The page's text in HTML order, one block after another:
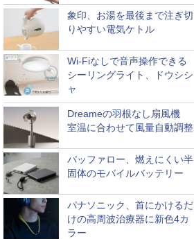
象印、お湯を最後まで注ぎ切
りやすい電気ケトル
Wi-Fiなしで音声操作できる
シーリングライト、ドウシシ
ャ
Dreameの羽根なし扇風機
室温に合わせて風量自動調整
バッファロー、燃えにくい半
固体のモバイルバッテリー
パナソニック、首にかけるだ
けの高周波治療器に新色4カ
ラー